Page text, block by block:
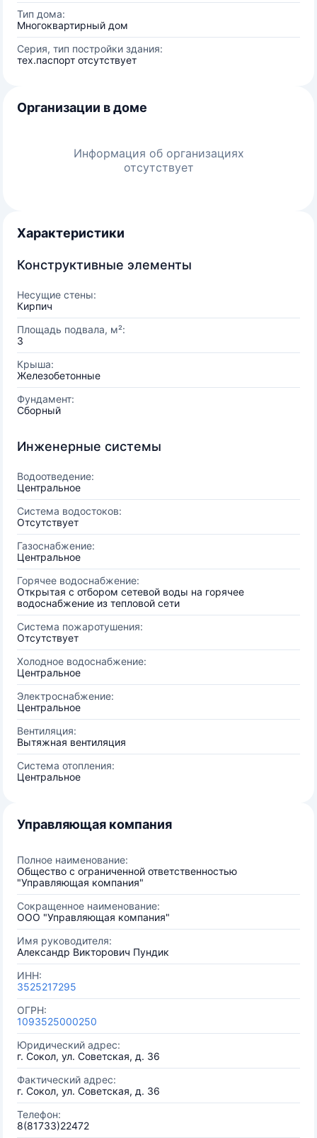
Тип дома:
Многоквартирный дом
Серия, тип постройки здания:
тех.паспорт отсутствует
Организации в доме
Информация об организациях
отсутствует
Характеристики
Конструктивные элементы
Несущие стены:
Кирпич
Площадь подвала, м²:
3
Крыша:
Железобетонные
Фундамент:
Сборный
Инженерные системы
Водоотведение:
Центральное
Система водостоков:
Отсутствует
Газоснабжение:
Центральное
Горячее водоснабжение:
Открытая с отбором сетевой воды на горячее
водоснабжение из тепловой сети
Система пожаротушения:
Отсутствует
Холодное водоснабжение:
Центральное
Электроснабжение:
Центральное
Вентиляция:
Вытяжная вентиляция
Система отопления:
Центральное
Управляющая компания
Полное наименование:
Общество с ограниченной ответственностью
"Управляющая компания"
Сокращенное наименование:
ООО "Управляющая компания"
Имя руководителя:
Александр Викторович Пундик
ИНН:
3525217295
ОГРН:
1093525000250
Юридический адрес:
г. Сокол, ул. Советская, д. 36
Фактический адрес:
г. Сокол, ул. Советская, д. 36
Телефон:
8(81733)22472